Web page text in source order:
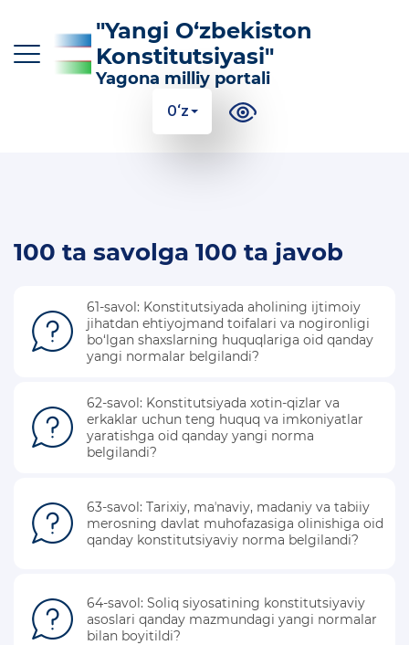
O‘ZGARTIRISHLAR
FOYDALI MA'LUMOTLAR VA QO'LLANMALAR
KONSTITUTSIYAVIY LUG’AT
MAXFIYLIK SIYOSATI
"Yangi O‘zbekiston
Konstitutsiyasi"
Yagona milliy portali
O‘z
100 ta savolga 100 ta javob
61-savol: Konstitutsiyada aholining ijtimoiy
jihatdan ehtiyojmand toifalari va nogironligi
bo‘lgan shaxslarning huquqlariga oid qanday
yangi normalar belgilandi?
62-savol: Konstitutsiyada xotin-qizlar va
erkaklar uchun teng huquq va imkoniyatlar
yaratishga oid qanday yangi norma
belgilandi?
63-savol: Tarixiy, maʼnaviy, madaniy va tabiiy
merosning davlat muhofazasiga olinishiga oid
qanday konstitutsiyaviy norma belgilandi?
64-savol: Soliq siyosatining konstitutsiyaviy
asoslari qanday mazmundagi yangi normalar
bilan boyitildi?